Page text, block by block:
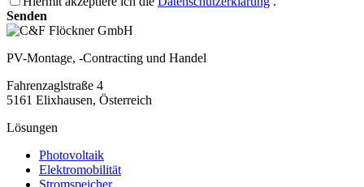
Senden
PV-Montage, -Contracting und Handel
Fahrenzaglstraße 4
5161 Elixhausen, Österreich
Lösungen
Photovoltaik
Elektromobilität